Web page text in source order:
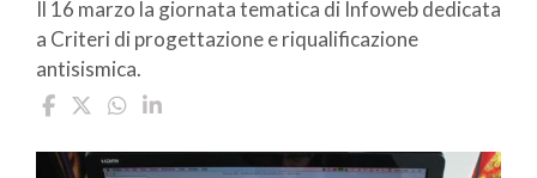
Il 16 marzo la giornata tematica di Infoweb dedicata
a Criteri di progettazione e riqualificazione
antisismica.